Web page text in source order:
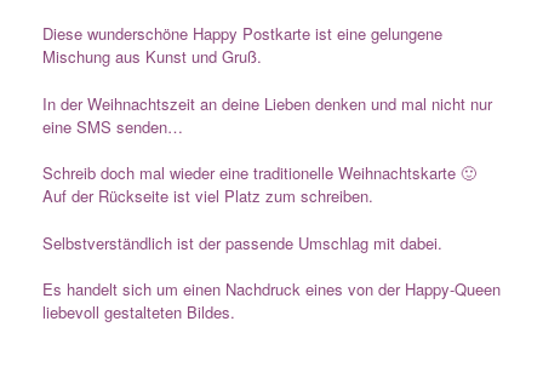
Diese wunderschöne Happy Postkarte ist eine gelungene
Mischung aus Kunst und Gruß.
In der Weihnachtszeit an deine Lieben denken und mal nicht nur
eine SMS senden…
Schreib doch mal wieder eine traditionelle Weihnachtskarte 🙂
Auf der Rückseite ist viel Platz zum schreiben.
Selbstverständlich ist der passende Umschlag mit dabei.
Es handelt sich um einen Nachdruck eines von der Happy-Queen
liebevoll gestalteten Bildes.